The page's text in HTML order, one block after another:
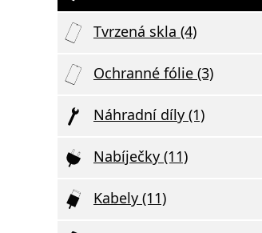
Tvrzená skla (4)
Ochranné fólie (3)
Náhradní díly (1)
Nabíječky (11)
Kabely (11)